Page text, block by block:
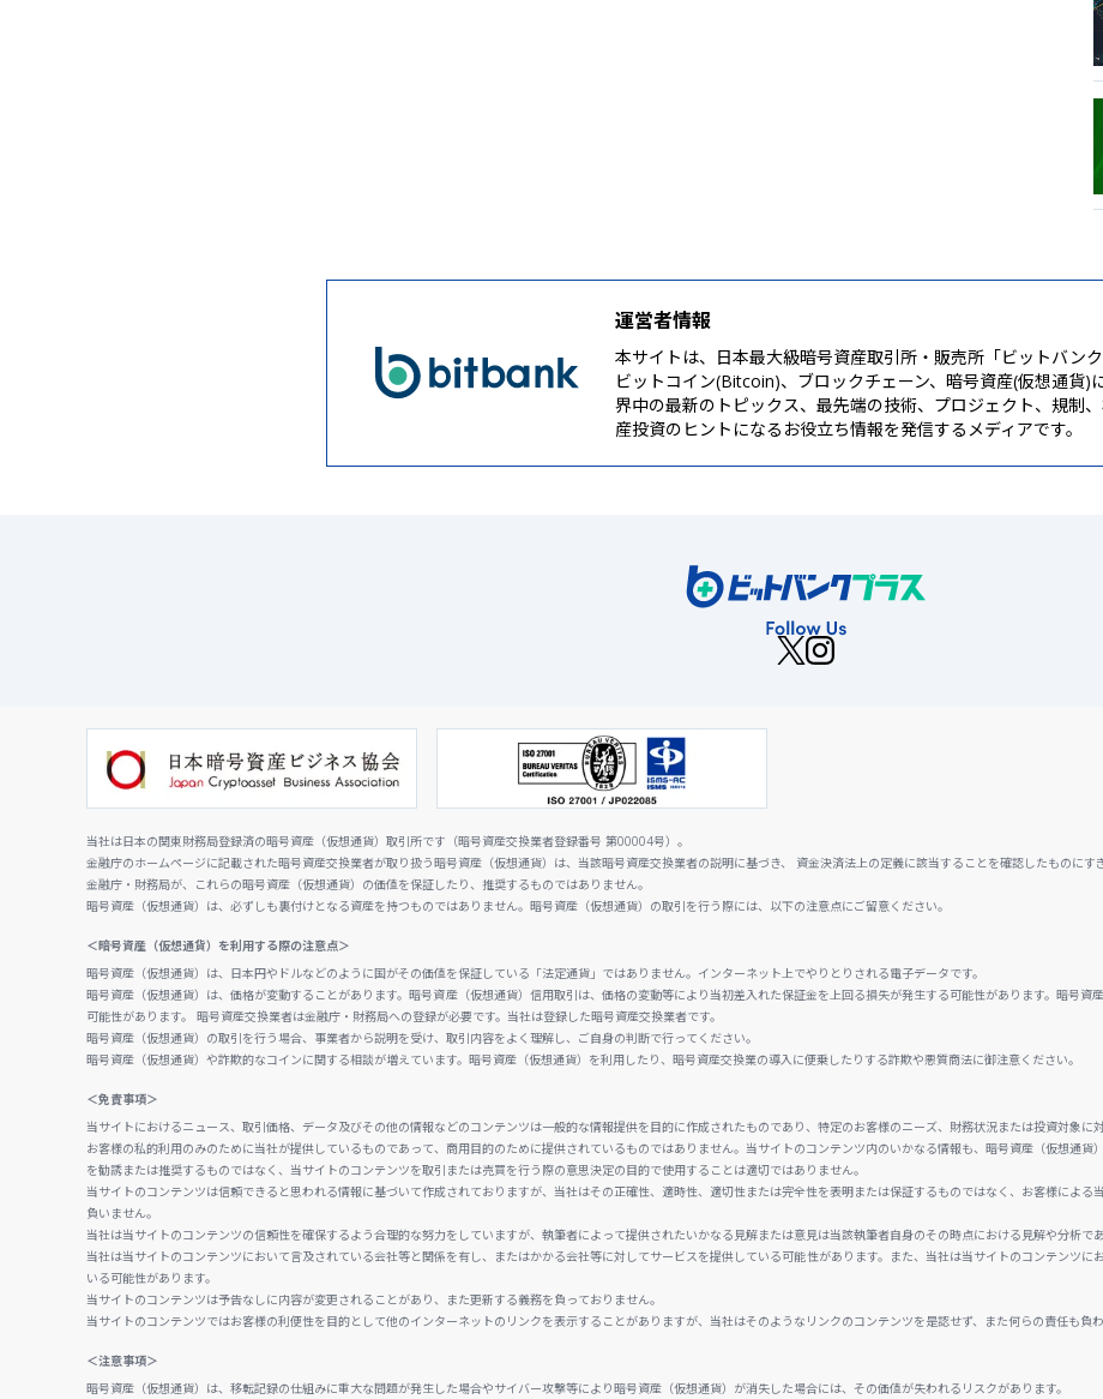
運営者情報
本サイトは、日本最大級暗号資産取引所・販売所「ビットバンク
ビットコイン(Bitcoin)、ブロックチェーン、暗号資産(仮想通貨)
界中の最新のトピックス、最先端の技術、プロジェクト、規制
産投資のヒントになるお役立ち情報を発信するメディアです。
当社は日本の関東財務局登録済の暗号資産（仮想通貨）取引所です（暗号資産交換業者登録番号 第00004号）。
金融庁のホームページに記載された暗号資産交換業者が取り扱う暗号資産（仮想通貨）は、当該暗号資産交換業者の説明に基づき、 資金決済法上の定義に該当することを確認したものにす
金融庁・財務局が、これらの暗号資産（仮想通貨）の価値を保証したり、推奨するものではありません。
暗号資産（仮想通貨）は、必ずしも裏付けとなる資産を持つものではありません。暗号資産（仮想通貨）の取引を行う際には、以下の注意点にご留意ください。
＜暗号資産（仮想通貨）を利用する際の注意点＞
暗号資産（仮想通貨）は、日本円やドルなどのように国がその価値を保証している「法定通貨」ではありません。インターネット上でやりとりされる電子データです。
暗号資産（仮想通貨）は、価格が変動することがあります。暗号資産（仮想通貨）信用取引は、価格の変動等により当初差入れた保証金を上回る損失が発生する可能性があります。暗号
可能性があります。 暗号資産交換業者は金融庁・財務局への登録が必要です。当社は登録した暗号資産交換業者です。
暗号資産（仮想通貨）の取引を行う場合、事業者から説明を受け、取引内容をよく理解し、ご自身の判断で行ってください。
暗号資産（仮想通貨）や詐欺的なコインに関する相談が増えています。暗号資産（仮想通貨）を利用したり、暗号資産交換業の導入に便乗したりする詐欺や悪質商法に御注意ください。
＜免責事項＞
当サイトにおけるニュース、取引価格、データ及びその他の情報などのコンテンツは一般的な情報提供を目的に作成されたものであり、特定のお客様のニーズ、財務状況または投資対象
お客様の私的利用のみのために当社が提供しているものであって、商用目的のために提供されているものではありません。当サイトのコンテンツ内のいかなる情報も、暗号資産（仮想通
を勧誘または推奨するものではなく、当サイトのコンテンツを取引または売買を行う際の意思決定の目的で使用することは適切ではありません。
当サイトのコンテンツは信頼できると思われる情報に基づいて作成されておりますが、当社はその正確性、適時性、適切性または完全性を表明または保証するものではなく、お客様によ
負いません。
当社は当サイトのコンテンツの信頼性を確保するよう合理的な努力をしていますが、執筆者によって提供されたいかなる見解または意見は当該執筆者自身のその時点における見解や分析で
当社は当サイトのコンテンツにおいて言及されている会社等と関係を有し、またはかかる会社等に対してサービスを提供している可能性があります。また、当社は当サイトのコンテンツ
いる可能性があります。
当サイトのコンテンツは予告なしに内容が変更されることがあり、また更新する義務を負っておりません。
当サイトのコンテンツではお客様の利便性を目的として他のインターネットのリンクを表示することがありますが、当社はそのようなリンクのコンテンツを是認せず、また何らの責任も負わ
＜注意事項＞
暗号資産（仮想通貨）は、移転記録の仕組みに重大な問題が発生した場合やサイバー攻撃等により暗号資産（仮想通貨）が消失した場合には、その価値が失われるリスクがあります。